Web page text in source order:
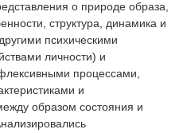
о природе образа,
структура, динамика и
психическими
личности) и
процессами,
и
образом состояния и